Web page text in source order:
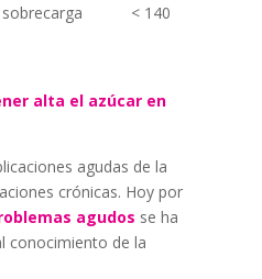
< 140
alta el azúcar en
agudas de la
crónicas. Hoy por
agudos se ha
conocimiento de la